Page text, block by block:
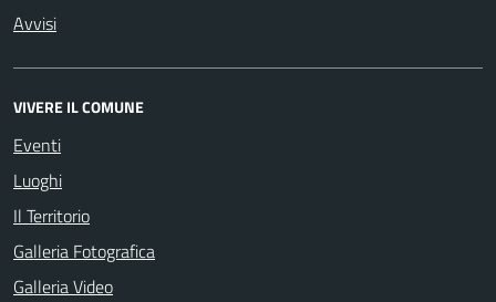
Avvisi
VIVERE IL COMUNE
Eventi
Luoghi
Il Territorio
Galleria Fotografica
Galleria Video